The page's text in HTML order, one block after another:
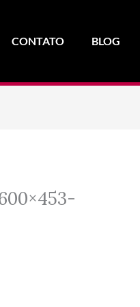
CONTATO BLOG